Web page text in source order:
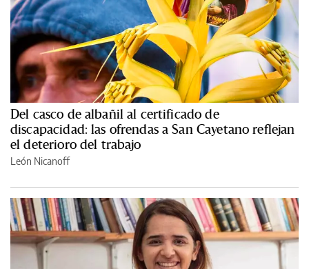
Del casco de albañil al certificado de
discapacidad: las ofrendas a San Cayetano reflejan
el deterioro del trabajo
León Nicanoff